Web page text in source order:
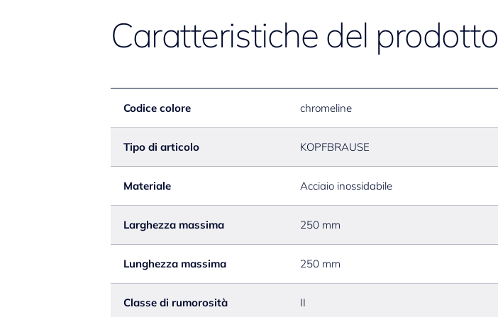
Caratteristiche del prodotto
Codice colore chromeline
Tipo di articolo KOPFBRAUSE
Materiale Acciaio inossidabile
Larghezza massima 250 mm
Lunghezza massima 250 mm
Classe di rumorosità II